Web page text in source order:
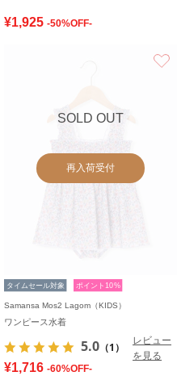
¥1,925 -50%OFF-
SOLD OUT
再入荷受付
タイムセール対象 ポイント10%
Samansa Mos2 Lagom（KIDS）
ワンピース水着
5.0 （1）
レビュー
を見る
¥1,716 -60%OFF-